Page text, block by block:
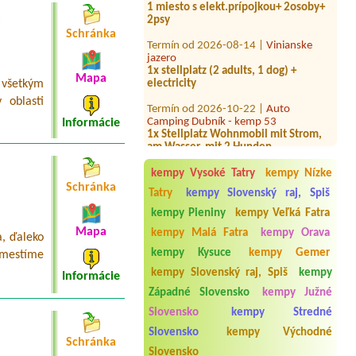
2psy
jazero
1x stellplatz (2 adults, 1 dog) +
electricity
Camping Dubník - kemp 53
1x Stellplatz Wohnmobil mit Strom,
am Wasser, mit 2 Hunden
Termín od 2026-08-05 |Táborisko
Zemplínska šírava Hôrka
Termín od 2026-07-31 |ŠRZ Drienok
Mošovce Camping a Hotel***
3L
Termín od 2026-08-07 |KEMPING
1 miesto s el.pripojkov. 2 dospele
osoby 1 dieta (2roky) 1 pes
Termín od 2026-08-18 |
ATC Nová
Duchonka
3 osoby1
kempy Vysoké Tatry
kempy Nízke
Tatry
kempy Slovenský raj, Spiš
kempy Pieniny
kempy Veľká Fatra
kempy Malá Fatra
kempy Orava
kempy Kysuce
kempy Gemer
kempy Slovenský raj, Spiš
kempy
Západné Slovensko
kempy Južné
Slovensko
kempy Stredné
Slovensko
kempy Východné
Slovensko
oblasti
Schránka
Mapa
Informácie
ďaleko
Schránka
Mapa
Informácie
Schránka